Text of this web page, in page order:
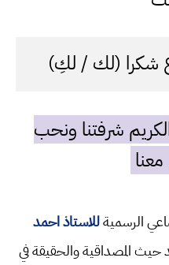
شكرا (لك / لكِ)
شرفتنا ونحب
الرسميةللاستاذ احمد
حيث المصداقية والحقيقة في